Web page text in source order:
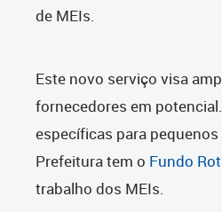
de MEIs.
Este novo serviço visa
fornecedores em
específicas para
Prefeitura tem o Fundo
trabalho dos MEIs.